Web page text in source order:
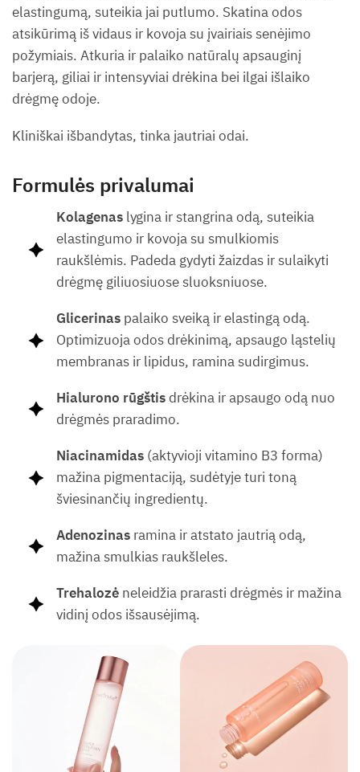
elastingumą, suteikia jai putlumo. Skatina odos
atsikūrimą iš vidaus ir kovoja su įvairiais senėjimo
požymiais. Atkuria ir palaiko natūralų apsauginį
barjerą, giliai ir intensyviai drėkina bei ilgai išlaiko
drėgmę odoje.
Kliniškai išbandytas, tinka jautriai odai.
Formulės privalumai
Kolagenas lygina ir stangrina odą, suteikia
elastingumo ir kovoja su smulkiomis
raukšlėmis. Padeda gydyti žaizdas ir sulaikyti
drėgmę giliuosiuose sluoksniuose.
Glicerinas palaiko sveiką ir elastingą odą.
Optimizuoja odos drėkinimą, apsaugo ląstelių
membranas ir lipidus, ramina sudirgimus.
Hialurono rūgštis drėkina ir apsaugo odą nuo
drėgmės praradimo.
Niacinamidas (aktyvioji vitamino B3 forma)
mažina pigmentaciją, sudėtyje turi toną
šviesinančių ingredientų.
Adenozinas ramina ir atstato jautrią odą,
mažina smulkias raukšleles.
Trehalozė neleidžia prarasti drėgmės ir mažina
vidinį odos išsausėjimą.